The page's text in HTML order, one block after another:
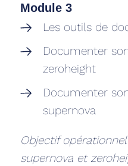
Module 3
Les outils de
Documenter
zeroheight
Documenter
supernova
Objectif
supernova et